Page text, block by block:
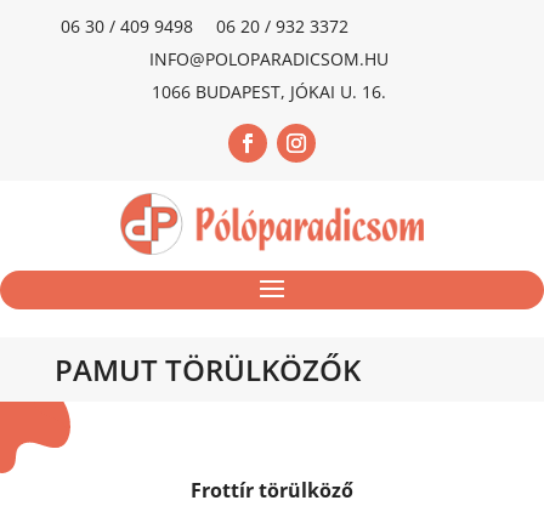
06 30 / 409 9498
06 20 / 932 3372
INFO@POLOPARADICSOM.HU
1066 BUDAPEST, JÓKAI U. 16.
PAMUT TÖRÜLKÖZŐK
Frottír törülköző